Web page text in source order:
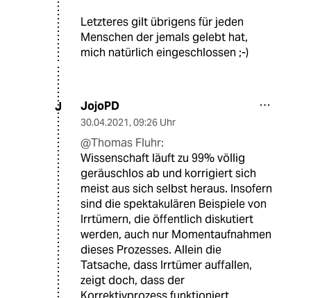
Letzteres gilt übrigens für jeden
Menschen der jemals gelebt hat,
mich natürlich eingeschlossen ;-)
J JojoPD
30.04.2021, 09:26 Uhr
@Thomas Fluhr:
Wissenschaft läuft zu 99% völlig
geräuschlos ab und korrigiert sich
meist aus sich selbst heraus. Insofern
sind die spektakulären Beispiele von
Irrtümern, die öffentlich diskutiert
werden, auch nur Momentaufnahmen
dieses Prozesses. Allein die
Tatsache, dass Irrtümer auffallen,
zeigt doch, dass der